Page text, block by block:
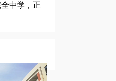
中学，正